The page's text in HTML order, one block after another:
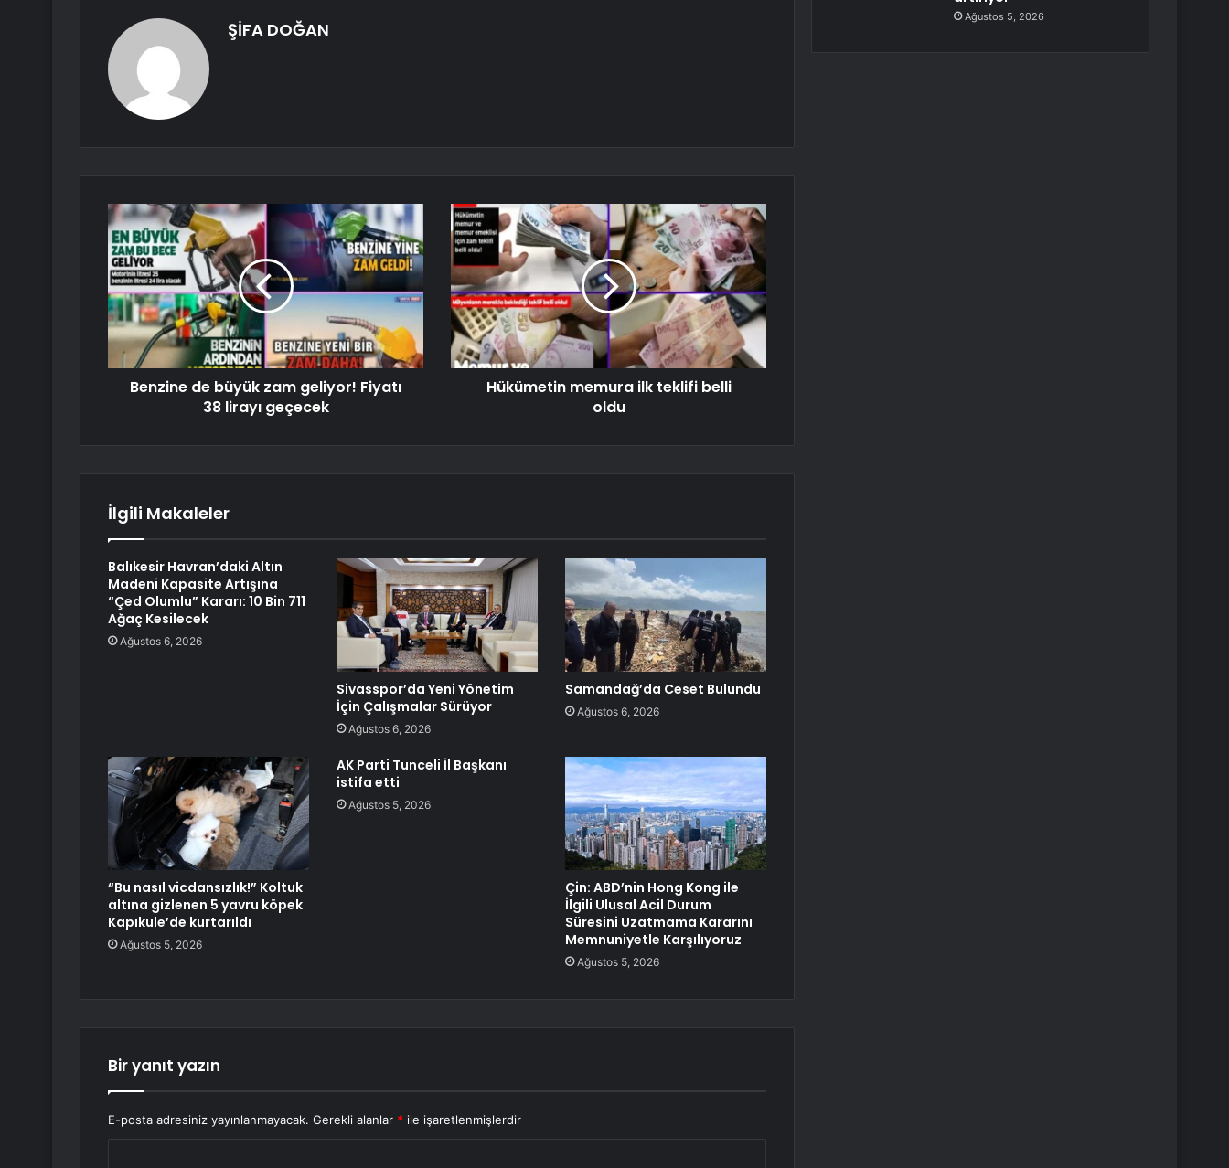
ŞİFA DOĞAN
Benzine de büyük zam geliyor! Fiyatı
38 lirayı geçecek
Hükümetin memura ilk teklifi belli
oldu
İlgili Makaleler
Balıkesir Havran’daki Altın
Madeni Kapasite Artışına
“Çed Olumlu” Kararı: 10 Bin 711
Ağaç Kesilecek
Ağustos 6, 2026
Sivasspor’da Yeni Yönetim
İçin Çalışmalar Sürüyor
Ağustos 6, 2026
Samandağ’da Ceset Bulundu
Ağustos 6, 2026
“Bu nasıl vicdansızlık!” Koltuk
altına gizlenen 5 yavru köpek
Kapıkule’de kurtarıldı
Ağustos 5, 2026
AK Parti Tunceli İl Başkanı
istifa etti
Ağustos 5, 2026
Çin: ABD’nin Hong Kong ile
İlgili Ulusal Acil Durum
Süresini Uzatmama Kararını
Memnuniyetle Karşılıyoruz
Ağustos 5, 2026
Bir yanıt yazın
E-posta adresiniz yayınlanmayacak. Gerekli alanlar * ile işaretlenmişlerdir
Ağustos 5, 2026